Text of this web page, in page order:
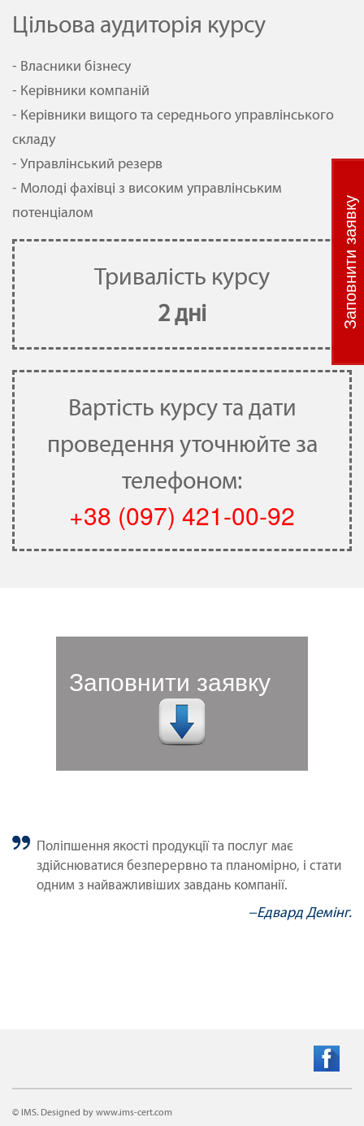
Цільова аудиторія курсу
- Власники бізнесу
- Керівники компаній
- Керівники вищого та середнього управлінського
складу
- Управлінський резерв
- Молоді фахівці з високим управлінським
потенціалом
Тривалість курсу
2 дні
Вартість курсу та дати
проведення уточнюйте за
телефоном:
+38 (097) 421-00-92
Заповнити заявку
Поліпшення якості продукції та послуг має
здійснюватися безперервно та планомірно, і стати
одним з найважливіших завдань компанії.
−Едвард Демінг.
© IMS. Designed by www.ims-cert.com
Заповнити заявку